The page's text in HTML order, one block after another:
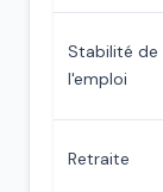
Stabilité de
l'emploi
Retraite